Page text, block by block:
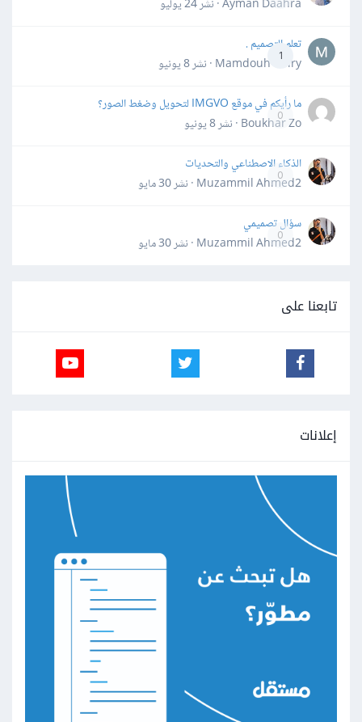
Ayman Daahra · نشر
24 يوليو
1
تعلم التصميم .
Mamdouh Khiry · نشر
8 يونيو
0
ما رأيكم في موقع IMGVO لتحويل وضغط الصور؟
Boukhar Zo · نشر
8 يونيو
0
الذكاء الاصطناعي والتحديات
Muzammil Ahmed2 · نشر
30 مايو
0
سؤال تصميمي
Muzammil Ahmed2 · نشر
30 مايو
تابعنا على
إعلانات